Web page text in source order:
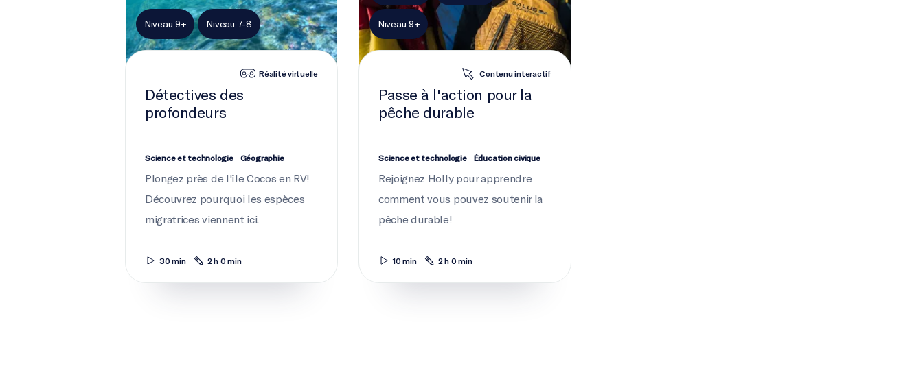
Niveau 9+ Niveau 7-8
Réalité virtuelle
Détectives des
profondeurs
Science et technologie Géographie
Plongez près de l'île Cocos en RV!
Découvrez pourquoi les espèces
migratrices viennent ici.
30 min 2 h 0 min
Niveau 9+
Contenu interactif
Passe à l'action pour la
pêche durable
Science et technologie Éducation civique
Rejoignez Holly pour apprendre
comment vous pouvez soutenir la
pêche durable!
10 min 2 h 0 min